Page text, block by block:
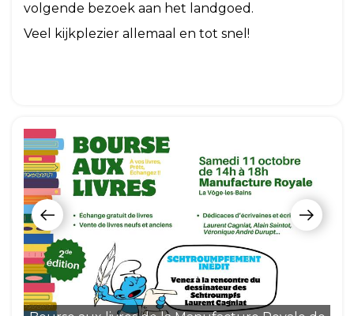
volgende bezoek aan het landgoed.
Veel kijkplezier allemaal en tot snel!